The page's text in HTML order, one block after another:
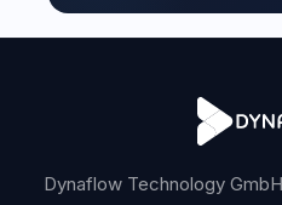
Dynaflow Technology